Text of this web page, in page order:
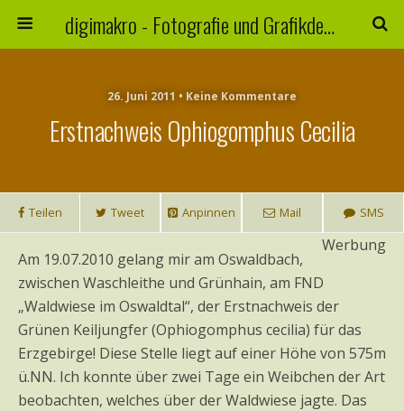
digimakro - Fotografie und Grafikdesign
26. Juni 2011 • Keine Kommentare
Erstnachweis Ophiogomphus Cecilia
Teilen Tweet Anpinnen Mail SMS
Werbung
Am 19.07.2010 gelang mir am Oswaldbach,
zwischen Waschleithe und Grünhain, am FND
„Waldwiese im Oswaldtal“, der Erstnachweis der
Grünen Keiljungfer (Ophiogomphus cecilia) für das
Erzgebirge! Diese Stelle liegt auf einer Höhe von 575m
ü.NN. Ich konnte über zwei Tage ein Weibchen der Art
beobachten, welches über der Waldwiese jagte. Das